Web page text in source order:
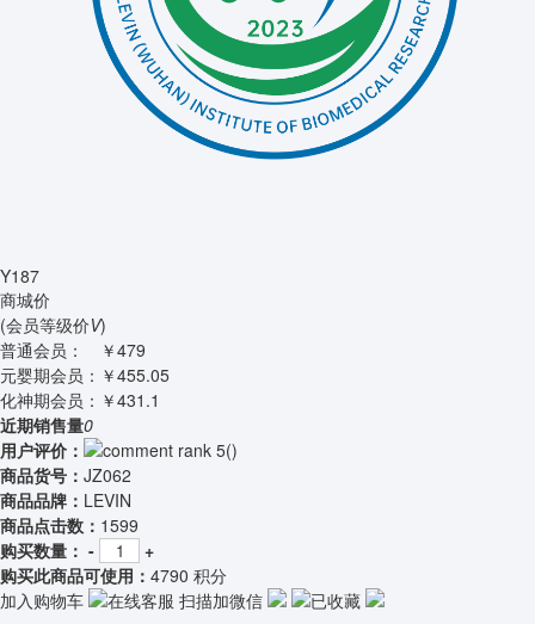
Y187
商城价
(会员等级价V)
普通会员：
￥479
元婴期会员： ￥455.05
化神期会员： ￥431.1
近期销售量0
用户评价：
()
商品货号： JZ062
商品品牌： LEVIN
商品点击数： 1599
购买数量： -
+
购买此商品可使用： 4790 积分
加入购物车
在线客服 扫描加微信 已收藏